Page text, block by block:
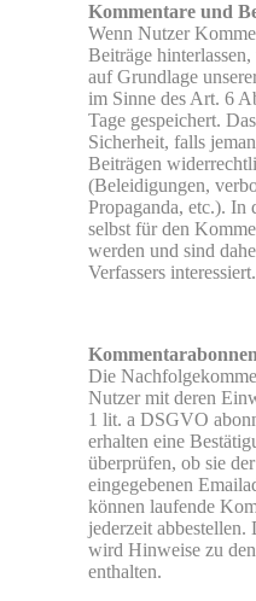
Kommentare und
Wenn Nutzer
Beiträge
auf Grundlage
im Sinne des Art. 6
Tage gespeichert.
Sicherheit, falls
Beiträgen
(Beleidigungen,
Propaganda, etc.). In
selbst für den
werden und sind
Verfassers interessiert.
Die
Nutzer mit deren
1 lit. a DSGVO
erhalten eine
überprüfen, ob sie
eingegebenen
können laufende
jederzeit
wird Hinweise zu
enthalten.